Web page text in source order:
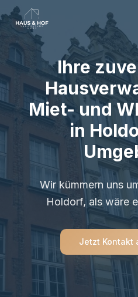
Ihre
Miet- und
in
Wir kümmern uns
Holdorf, als wäre
Jetzt Kontakt